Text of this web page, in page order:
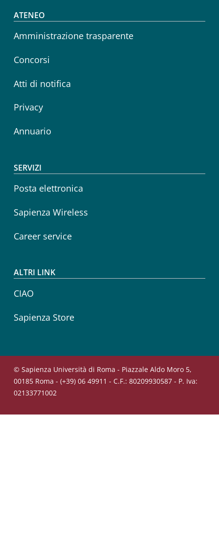
Footer menu
ATENEO
Amministrazione trasparente
Concorsi
Atti di notifica
Privacy
Annuario
SERVIZI
Posta elettronica
Sapienza Wireless
Career service
ALTRI LINK
CIAO
Sapienza Store
© Sapienza Università di Roma - Piazzale Aldo Moro 5,
00185 Roma - (+39) 06 49911 - C.F.: 80209930587 - P. Iva:
02133771002